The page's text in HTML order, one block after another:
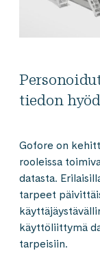
tiedon
Gofore on
rooleissa
datasta.
tarpeet
käyttöliittymä
tarpeisiin.